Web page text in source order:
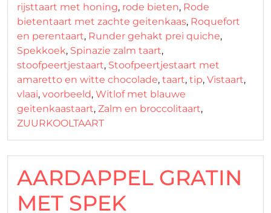
rijsttaart met honing, rode bieten, Rode
bietentaart met zachte geitenkaas, Roquefort
en perentaart, Runder gehakt prei quiche,
Spekkoek, Spinazie zalm taart,
stoofpeertjestaart, Stoofpeertjestaart met
amaretto en witte chocolade, taart, tip, Vistaart,
vlaai, voorbeeld, Witlof met blauwe
geitenkaastaart, Zalm en broccolitaart,
ZUURKOOLTAART
AARDAPPEL GRATIN
MET SPEK